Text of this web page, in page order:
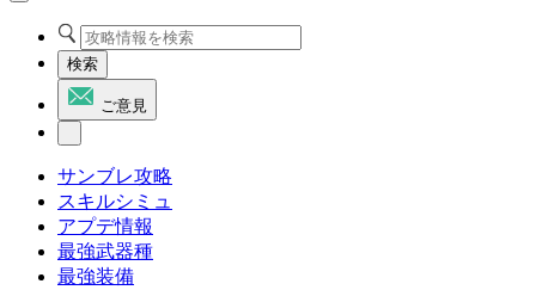
検索
ご意見
サンブレ攻略
スキルシミュ
アプデ情報
最強武器種
最強装備